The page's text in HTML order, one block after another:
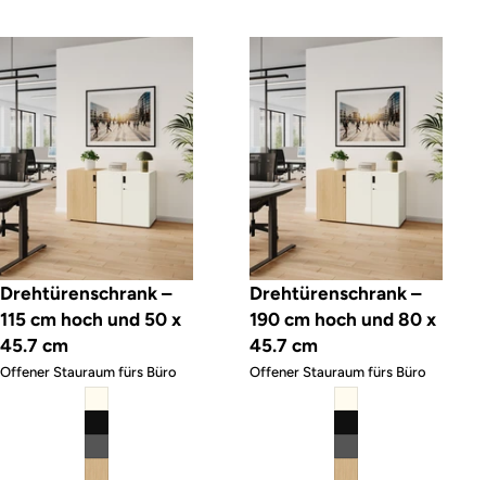
Drehtürenschrank – 115 cm hoch und 50 x 45.7 cm
Drehtürenschrank –
115 cm hoch und 50 x
45.7 cm
Offener Stauraum fürs Büro
Drehtürenschrank – 190 cm
Drehtürenschrank –
190 cm hoch und 80 x
45.7 cm
Offener Stauraum fürs Büro